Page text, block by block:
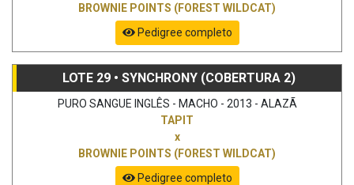
BROWNIE POINTS (FOREST WILDCAT)
Pedigree completo
LOTE 29 • SYNCHRONY (COBERTURA 2)
PURO SANGUE INGLÊS - MACHO - 2013 - ALAZÃ
TAPIT
x
BROWNIE POINTS (FOREST WILDCAT)
Pedigree completo